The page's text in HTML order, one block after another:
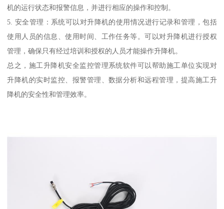
机的运行状态和报警信息，并进行相应的操作和控制。
5. 安全管理：系统可以对升降机的使用情况进行记录和管理，包括
使用人员的信息、使用时间、工作任务等。可以对升降机进行授权
管理，确保只有经过培训和授权的人员才能操作升降机。
总之，施工升降机安全监控管理系统软件可以帮助施工单位实现对
升降机的实时监控、报警管理、数据分析和远程管理，提高施工升
降机的安全性和管理效率。